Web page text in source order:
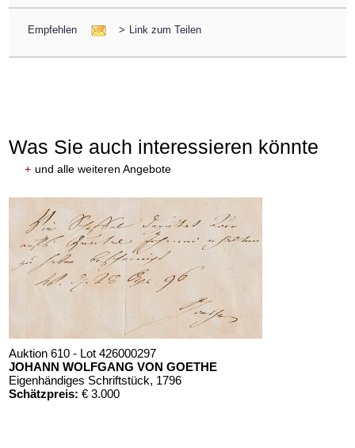
Empfehlen > Link zum Teilen
Was Sie auch interessieren könnte
+ und alle weiteren Angebote
Auktion 610 - Lot 426000297
JOHANN WOLFGANG VON GOETHE
Eigenhändiges Schriftstück, 1796
Schätzpreis: € 3.000